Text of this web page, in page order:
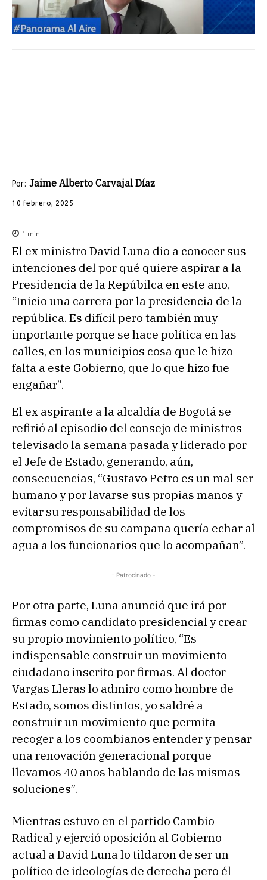
Por: Jaime Alberto Carvajal Díaz
10 febrero, 2025
1 min.
El ex ministro David Luna dio a conocer sus
intenciones del por qué quiere aspirar a la
Presidencia de la Repúbilca en este año,
“Inicio una carrera por la presidencia de la
república. Es difícil pero también muy
importante porque se hace política en las
calles, en los municipios cosa que le hizo
falta a este Gobierno, que lo que hizo fue
engañar”.
El ex aspirante a la alcaldía de Bogotá se
refirió al episodio del consejo de ministros
televisado la semana pasada y liderado por
el Jefe de Estado, generando, aún,
consecuencias, “Gustavo Petro es un mal ser
humano y por lavarse sus propias manos y
evitar su responsabilidad de los
compromisos de su campaña quería echar al
agua a los funcionarios que lo acompañan”.
- Patrocinado -
Por otra parte, Luna anunció que irá por
firmas como candidato presidencial y crear
su propio movimiento político, “Es
indispensable construir un movimiento
ciudadano inscrito por firmas. Al doctor
Vargas Lleras lo admiro como hombre de
Estado, somos distintos, yo saldré a
construir un movimiento que permita
recoger a los coombianos entender y pensar
una renovación generacional porque
llevamos 40 años hablando de las mismas
soluciones”.
Mientras estuvo en el partido Cambio
Radical y ejerció oposición al Gobierno
actual a David Luna lo tildaron de ser un
político de ideologías de derecha pero él